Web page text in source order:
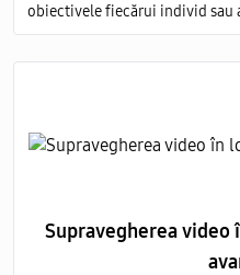
obiectivele fiecărui individ sau
Supravegherea